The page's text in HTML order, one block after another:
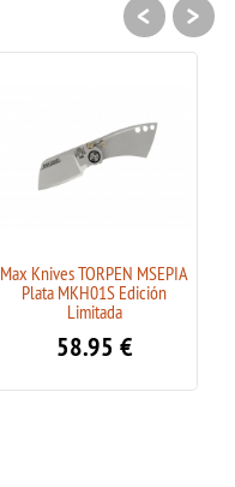
Max Knives TORPEN MSEPIA
Plata MKH01S Edición
Limitada
58.95 €
< >